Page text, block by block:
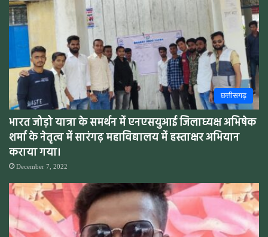
छत्तीसगढ़
भारत जोड़ो यात्रा के समर्थन में एनएसयुआई जिलाध्यक्ष अभिषेक
शर्मा के नेतृत्व में सारंगढ़ महाविद्यालय में हस्ताक्षर अभियान
कराया गया।
December 7, 2022